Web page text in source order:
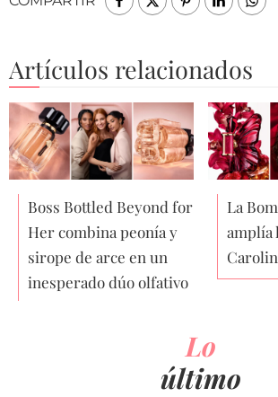
Artículos relacionados
Boss Bottled Beyond for
Her combina peonía y
sirope de arce en un
inesperado dúo olfativo
La
amplía
Lo
último